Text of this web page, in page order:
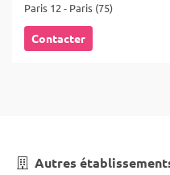
Paris 12 - Paris (75)
Contacter
Autres